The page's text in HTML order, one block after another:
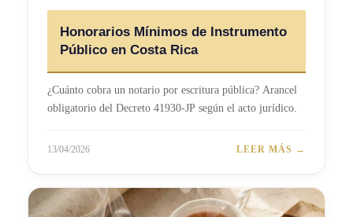
Honorarios Mínimos de Instrumento
Público en Costa Rica
¿Cuánto cobra un notario por escritura pública? Arancel
obligatorio del Decreto 41930-JP según el acto jurídico.
13/04/2026 LEER MÁS →